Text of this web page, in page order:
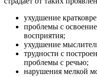
ухудшение
проблемы с
восприятия;
ухудшение
трудности с
проблемы с речью;
нарушения мелкой